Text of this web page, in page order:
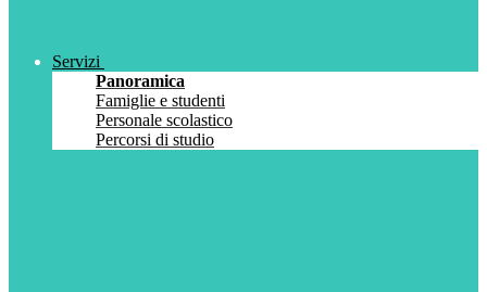
Servizi
Panoramica
Famiglie e studenti
Personale scolastico
Percorsi di studio